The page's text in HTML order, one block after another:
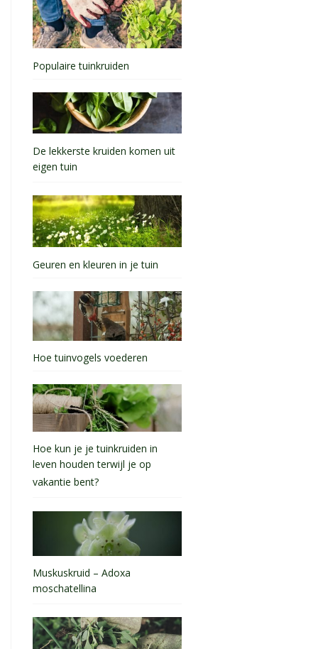
Populaire tuinkruiden
De lekkerste kruiden komen uit
eigen tuin
Geuren en kleuren in je tuin
Hoe tuinvogels voederen
Hoe kun je je tuinkruiden in
leven houden terwijl je op
vakantie bent?
Muskuskruid – Adoxa
moschatellina